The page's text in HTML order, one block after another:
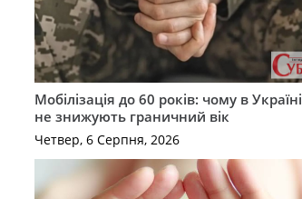
Мобілізація до 60 років: чому в Україні
не знижують граничний вік
Четвер, 6 Серпня, 2026